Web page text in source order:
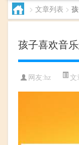
> 文章列表 >
孩子喜欢音
网友:hz 文